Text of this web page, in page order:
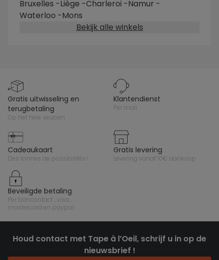
Bruxelles -Liège -Charleroi -Namur -
Waterloo -Mons
Bekijk alle winkels
gratis uitwisseling en
terugbetaling
op het hele seizoen
klantendienst
per mail
cadeaukaart
des tonnes de possibilités !
gratis levering
levering vanaf 10€ aankoop
beveiligde betaling
per bancontact , visa ,
mastercard en paypal
Houd contact met Tape à l’Oeil, schrijf u in op de
nieuwsbrief !